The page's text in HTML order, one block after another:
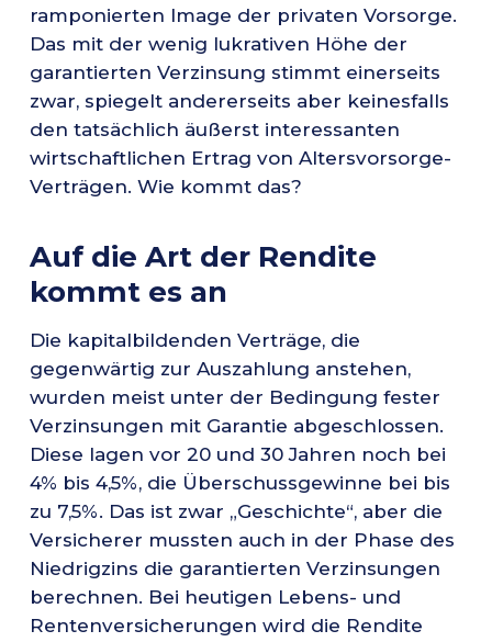
ramponierten Image der privaten Vorsorge.
Das mit der wenig lukrativen Höhe der
garantierten Verzinsung stimmt einerseits
zwar, spiegelt andererseits aber keinesfalls
den tatsächlich äußerst interessanten
wirtschaftlichen Ertrag von Altersvorsorge-
Verträgen. Wie kommt das?
Auf die Art der Rendite
kommt es an
Die kapitalbildenden Verträge, die
gegenwärtig zur Auszahlung anstehen,
wurden meist unter der Bedingung fester
Verzinsungen mit Garantie abgeschlossen.
Diese lagen vor 20 und 30 Jahren noch bei
4% bis 4,5%, die Überschussgewinne bei bis
zu 7,5%. Das ist zwar „Geschichte“, aber die
Versicherer mussten auch in der Phase des
Niedrigzins die garantierten Verzinsungen
berechnen. Bei heutigen Lebens- und
Rentenversicherungen wird die Rendite